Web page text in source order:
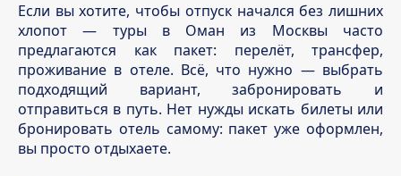
Если вы хотите, чтобы отпуск начался без лишних
хлопот — туры в Оман из Москвы часто
предлагаются как пакет: перелёт, трансфер,
проживание в отеле. Всё, что нужно — выбрать
подходящий вариант, забронировать и
отправиться в путь. Нет нужды искать билеты или
бронировать отель самому: пакет уже оформлен,
вы просто отдыхаете.